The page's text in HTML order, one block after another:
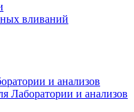
вливаний
и анализов
Лаборатории и анализов